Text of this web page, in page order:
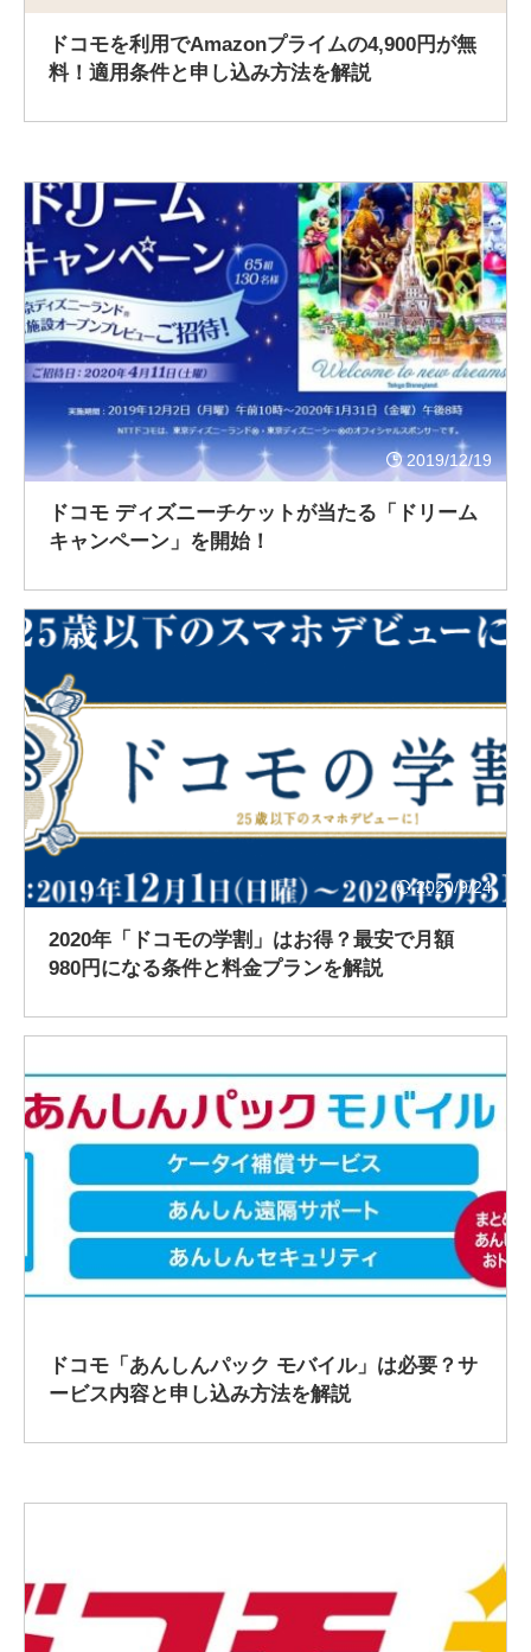
ドコモを利用でAmazonプライムの4,900円が無
料！適用条件と申し込み方法を解説
2019/12/19
ドコモ ディズニーチケットが当たる「ドリーム
キャンペーン」を開始！
2020/9/24
2020年「ドコモの学割」はお得？最安で月額
980円になる条件と料金プランを解説
ドコモ「あんしんパック モバイル」は必要？サ
ービス内容と申し込み方法を解説